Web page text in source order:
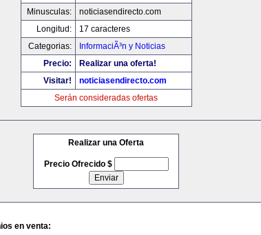
Minusculas:
noticiasendirecto.com
Longitud:
17 caracteres
Categorias:
InformaciÃ³n y Noticias
Precio:
Realizar una oferta!
Visitar!
noticiasendirecto.com
Serán consideradas ofertas
Realizar una Oferta
Precio Ofrecido $
en venta: